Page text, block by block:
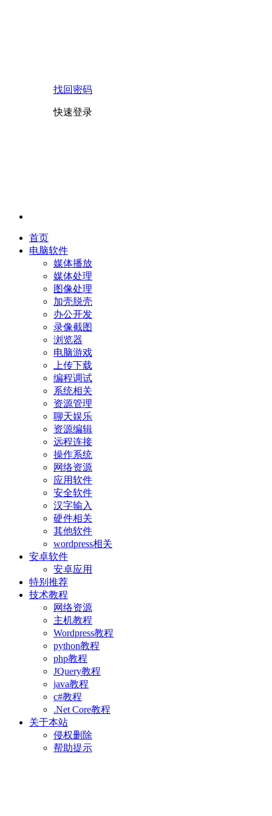
找回密码
快速登录
首页
电脑软件
媒体播放
媒体处理
图像处理
加壳脱壳
办公开发
录像截图
浏览器
电脑游戏
上传下载
编程调试
系统相关
资源管理
聊天娱乐
资源编辑
远程连接
操作系统
网络资源
应用软件
安全软件
汉字输入
硬件相关
其他软件
wordpress相关
安卓软件
安卓应用
特别推荐
技术教程
网络资源
主机教程
Wordpress教程
python教程
php教程
JQuery教程
java教程
c#教程
.Net Core教程
关于本站
侵权删除
帮助提示